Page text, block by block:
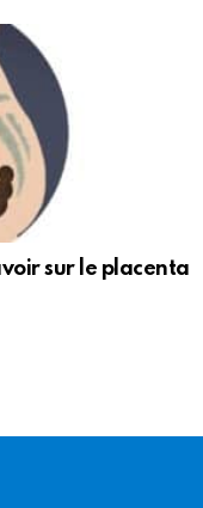
sur le placenta